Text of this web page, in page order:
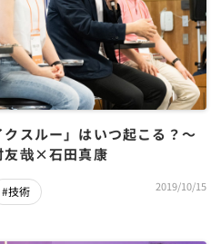
スルー」はいつ起こる？～
哉×石田真康
#技術 2019/10/15